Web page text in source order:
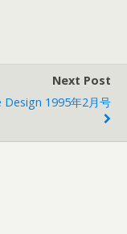
Next Post
1995年2月号